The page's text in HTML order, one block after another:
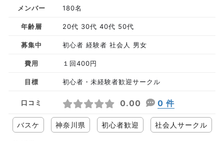
メンバー 180名
年齢層 20代 30代 40代 50代
募集中 初心者 経験者 社会人 男女
費用 １回400円
目標 初心者・未経験者歓迎サークル
口コミ 0.00 0 件
バスケ 神奈川県 初心者歓迎 社会人サークル